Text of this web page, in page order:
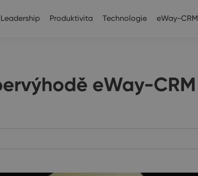
Leadership Produktivita Technologie eWay-CRM
eWay-CRM